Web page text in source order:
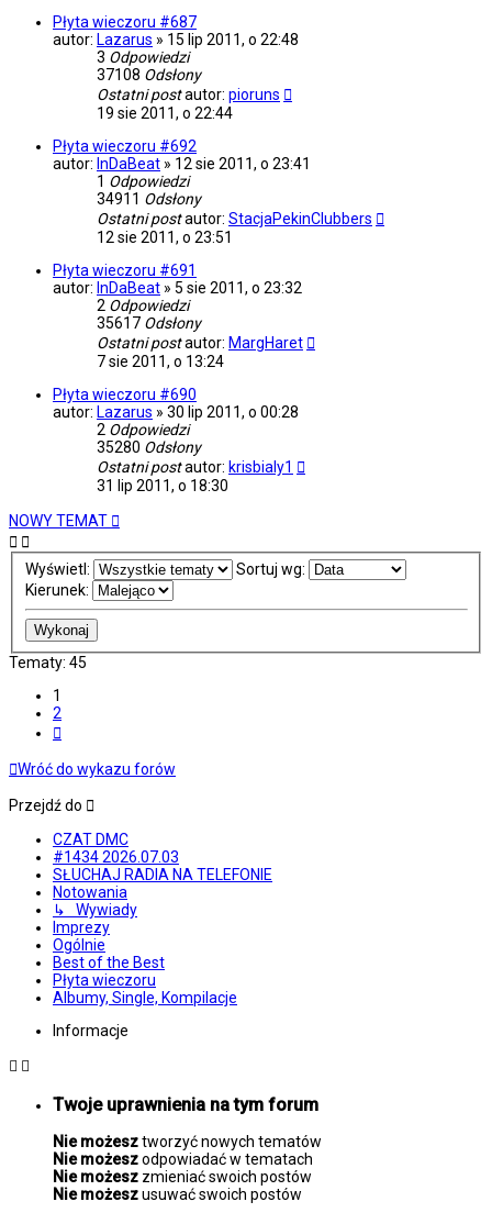
Płyta wieczoru #687
autor: Lazarus » 15 lip 2011, o 22:48
3 Odpowiedzi
37108 Odsłony
Ostatni postautor: pioruns
19 sie 2011, o 22:44
Płyta wieczoru #692
autor: InDaBeat » 12 sie 2011, o 23:41
1 Odpowiedzi
34911 Odsłony
Ostatni postautor: StacjaPekinClubbers
12 sie 2011, o 23:51
Płyta wieczoru #691
autor: InDaBeat » 5 sie 2011, o 23:32
2 Odpowiedzi
35617 Odsłony
Ostatni postautor: MargHaret
7 sie 2011, o 13:24
Płyta wieczoru #690
autor: Lazarus » 30 lip 2011, o 00:28
2 Odpowiedzi
35280 Odsłony
Ostatni postautor: krisbialy1
31 lip 2011, o 18:30
NOWY TEMAT
Wyświetl:
Sortuj wg:
Kierunek:
Tematy: 45
1
2
Wróć do wykazu forów
Przejdź do
CZAT DMC
#1434 2026.07.03
SŁUCHAJ RADIA NA TELEFONIE
Notowania
↳ Wywiady
Imprezy
Ogólnie
Best of the Best
Płyta wieczoru
Albumy, Single, Kompilacje
Informacje
Twoje uprawnienia na tym forum
Nie możesztworzyć nowych tematów
Nie możeszodpowiadać w tematach
Nie możesz zmieniać swoich postów
Nie możeszusuwać swoich postów